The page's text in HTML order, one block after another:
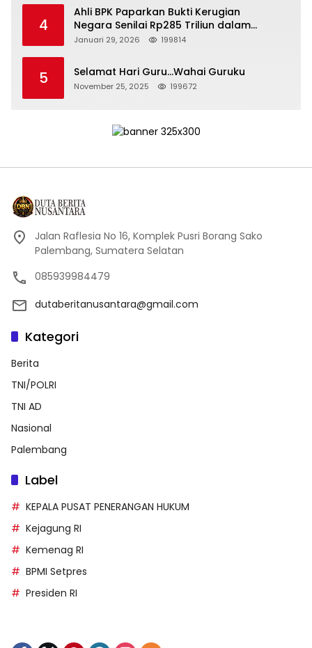
4
Ahli BPK Paparkan Bukti Kerugian
Negara Senilai Rp285 Triliun dalam
Persidangan Korupsi PT Pertamina
Januari 29, 2026 199814
5 Selamat Hari Guru…Wahai Guruku
November 25, 2025 199672
Jalan Raflesia No 16, Komplek Pusri Borang Sako
Palembang, Sumatera Selatan
085939984479
dutaberitanusantara@gmail.com
Kategori
Berita
TNI/POLRI
TNI AD
Nasional
Palembang
Label
KEPALA PUSAT PENERANGAN HUKUM
Kejagung RI
Kemenag RI
BPMI Setpres
Presiden RI